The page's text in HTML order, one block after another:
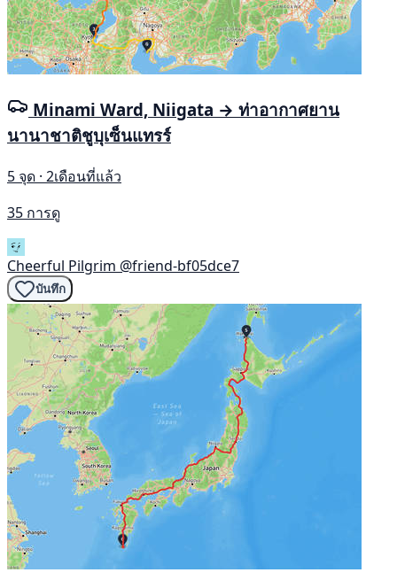
Minami Ward, Niigata → ท่าอากาศยาน
นานาชาติชูบุเซ็นแทรร์
5 จุด · 2เดือนที่แล้ว
35 การดู
Cheerful Pilgrim @friend-bf05dce7
บันทึก